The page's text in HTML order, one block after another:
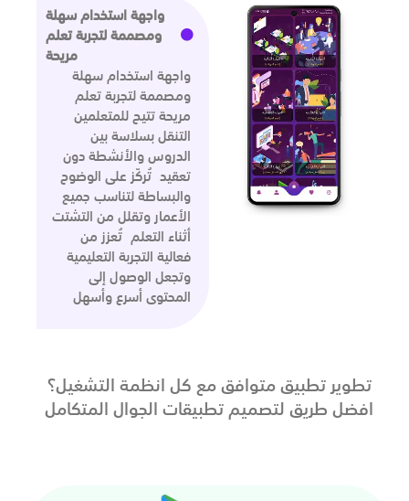
واجهة استخدام سهلة
ومصممة لتجربة تعلم
مريحة
واجهة استخدام سهلة
ومصممة لتجربة تعلم
مريحة تتيح للمتعلمين
التنقل بسلاسة بين
الدروس والأنشطة دون
تعقيد تُركّز على الوضوح
والبساطة لتناسب جميع
الأعمار وتقلل من التشتت
أثناء التعلم تُعزز من
فعالية التجربة التعليمية
وتجعل الوصول إلى
المحتوى أسرع وأسهل
تطوير تطبيق متوافق مع كل انظمة التشغيل؟
افضل طريق لتصميم تطبيقات الجوال المتكامل